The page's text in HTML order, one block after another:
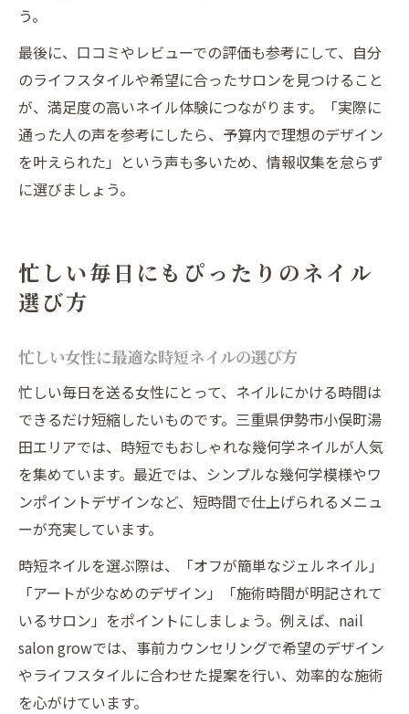
う。
最後に、口コミやレビューでの評価も参考にして、自分
のライフスタイルや希望に合ったサロンを見つけること
が、満足度の高いネイル体験につながります。「実際に
通った人の声を参考にしたら、予算内で理想のデザイン
を叶えられた」という声も多いため、情報収集を怠らず
に選びましょう。
忙しい毎日にもぴったりのネイル
選び方
忙しい女性に最適な時短ネイルの選び方
忙しい毎日を送る女性にとって、ネイルにかける時間は
できるだけ短縮したいものです。三重県伊勢市小俣町湯
田エリアでは、時短でもおしゃれな幾何学ネイルが人気
を集めています。最近では、シンプルな幾何学模様やワ
ンポイントデザインなど、短時間で仕上げられるメニュ
ーが充実しています。
時短ネイルを選ぶ際は、「オフが簡単なジェルネイル」
「アートが少なめのデザイン」「施術時間が明記されて
いるサロン」をポイントにしましょう。例えば、nail
salon growでは、事前カウンセリングで希望のデザイン
やライフスタイルに合わせた提案を行い、効率的な施術
を心がけています。